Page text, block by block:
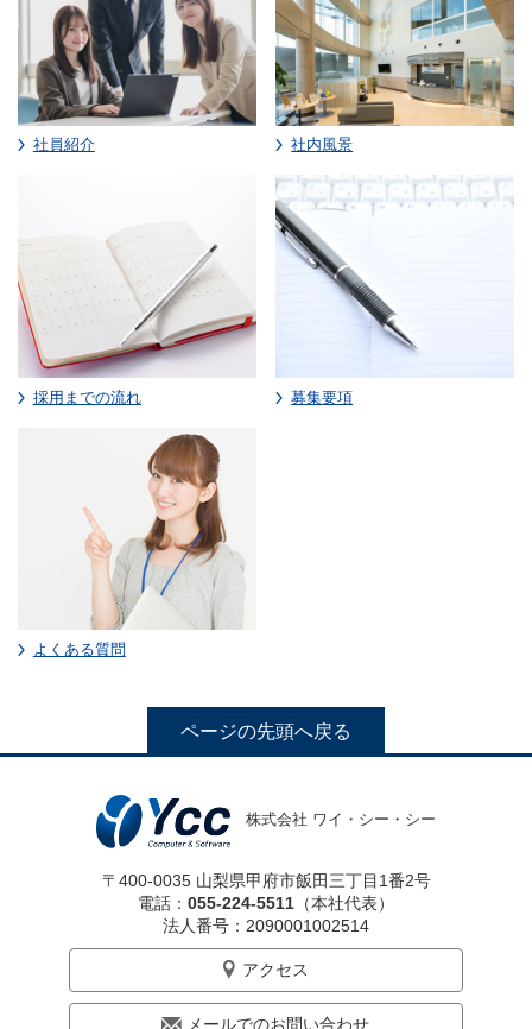
社員紹介 社内風景
採用までの流れ 募集要項
よくある質問
ページの先頭へ戻る
福利
質・
紹介
公共
サー
ビス
介護
福祉
サー
ビス
医療
サー
ビス
共生
社会
支援
デー
タセ
ービ
ス
デジ
ビジ
ネス
ービス
介護福
ビス事
例
医療サ
ービス
事例
共生社
会支援
事例
データ
センタ
ーサー
ビス事
例
デジタ
ネスサ
ービス
よみ
採用
採用
担当
より
社員
まで
の流
サイトマ
ＵＤトー
組み
トについ
ウェブア
株式会社 ワイ・シー・シー
〒400-0035 山梨県甲府市飯田三丁目1番2号
電話： 055-224-5511 （本社代表）
法人番号：2090001002514
アクセス
メールでのお問い合わせ